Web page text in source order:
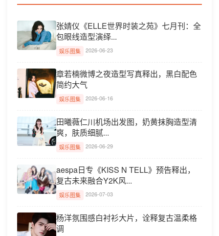
张婧仪《ELLE世界时装之苑》七月刊：全
包眼线造型演绎...
娱乐图集 2026-06-23
章若楠微博之夜造型写真释出，黑白配色
简约大气
娱乐图集 2026-06-16
田曦薇仁川机场出发图，奶黄抹胸造型清
爽，肤质细腻...
娱乐图集 2026-06-29
aespa日专《KISS N TELL》预告释出，
复古未来融合Y2K风...
娱乐图集 2026-07-03
杨洋氛围感白衬衫大片，诠释复古温柔格
调